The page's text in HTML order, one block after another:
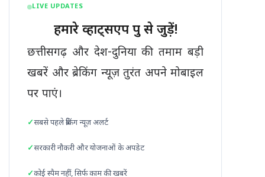
LIVE UPDATES
हमारे व्हाट्सएप ग्रुप से जुड़ें!
छत्तीसगढ़ और देश-दुनिया की तमाम बड़ी
खबरें और ब्रेकिंग न्यूज़ तुरंत अपने मोबाइल
पर पाएं।
सबसे पहले ब्रेकिंग न्यूज़ अलर्ट
सरकारी नौकरी और योजनाओं के अपडेट
कोई स्पैम नहीं, सिर्फ काम की खबरें